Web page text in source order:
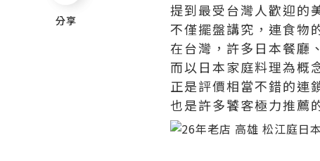
分享
提到最受台灣人歡迎的
不僅擺盤講究，連食物
在台灣，許多日本餐廳
而以日本家庭料理為概
正是評價相當不錯的連
也是許多饕客極力推薦
分享